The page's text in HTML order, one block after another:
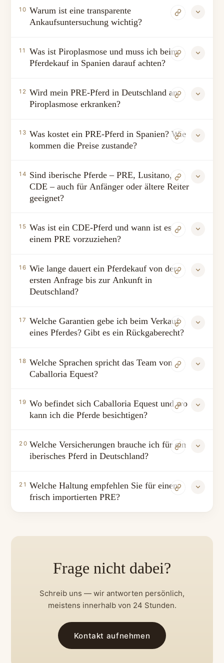
10 Warum ist eine transparente
Ankaufsuntersuchung wichtig?
11
Was ist Piroplasmose und muss ich beim
Pferdekauf in Spanien darauf achten?
12 Wird mein PRE-Pferd in Deutschland an
Piroplasmose erkranken?
13 Was kostet ein PRE-Pferd in Spanien? Wie
kommen die Preise zustande?
14 Sind iberische Pferde – PRE, Lusitano,
CDE – auch für Anfänger oder ältere Reiter
geeignet?
15 Was ist ein CDE-Pferd und wann ist es
einem PRE vorzuziehen?
16 Wie lange dauert ein Pferdekauf von der
ersten Anfrage bis zur Ankunft in
Deutschland?
17 Welche Garantien gebe ich beim Verkauf
eines Pferdes? Gibt es ein Rückgaberecht?
18 Welche Sprachen spricht das Team von
Caballoria Equest?
19 Wo befindet sich Caballoria Equest und wo
kann ich die Pferde besichtigen?
20 Welche Versicherungen brauche ich für ein
iberisches Pferd in Deutschland?
21 Welche Haltung empfehlen Sie für einen
frisch importierten PRE?
Frage nicht dabei?
Schreib uns — wir antworten persönlich,
meistens innerhalb von 24 Stunden.
Kontakt aufnehmen